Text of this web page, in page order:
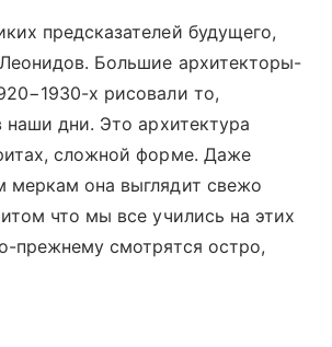
предсказателей будущего,
Большие архитекторы-
х рисовали то,
наши дни. Это архитектура
сложной форме. Даже
меркам она выглядит свежо
что мы все учились на этих
прежнему смотрятся остро,